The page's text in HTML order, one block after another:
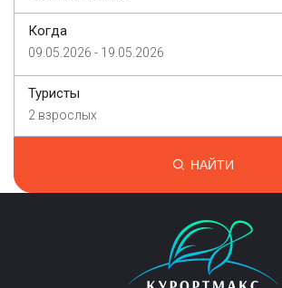
Когда
09.05.2026 - 19.05.2026
Туристы
2 взрослых
НАЙТИ